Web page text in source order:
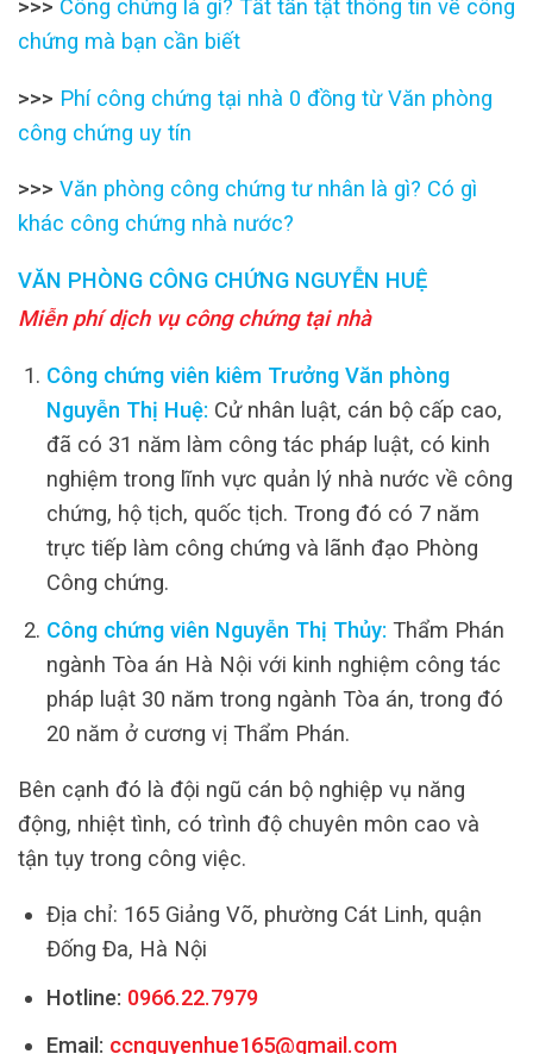
>>> Công chứng là gì? Tất tần tật thông tin về công
chứng mà bạn cần biết
>>> Phí công chứng tại nhà 0 đồng từ Văn phòng
công chứng uy tín
>>> Văn phòng công chứng tư nhân là gì? Có gì
khác công chứng nhà nước?
VĂN PHÒNG CÔNG CHỨNG NGUYỄN HUỆ
Miễn phí dịch vụ công chứng tại nhà
Công chứng viên kiêm Trưởng Văn phòng
Nguyễn Thị Huệ: Cử nhân luật, cán bộ cấp cao,
đã có 31 năm làm công tác pháp luật, có kinh
nghiệm trong lĩnh vực quản lý nhà nước về công
chứng, hộ tịch, quốc tịch. Trong đó có 7 năm
trực tiếp làm công chứng và lãnh đạo Phòng
Công chứng.
Công chứng viên Nguyễn Thị Thủy: Thẩm Phán
ngành Tòa án Hà Nội với kinh nghiệm công tác
pháp luật 30 năm trong ngành Tòa án, trong đó
20 năm ở cương vị Thẩm Phán.
Bên cạnh đó là đội ngũ cán bộ nghiệp vụ năng
động, nhiệt tình, có trình độ chuyên môn cao và
tận tụy trong công việc.
Địa chỉ: 165 Giảng Võ, phường Cát Linh, quận
Đống Đa, Hà Nội
Hotline: 0966.22.7979
Email: ccnguyenhue165@gmail.com